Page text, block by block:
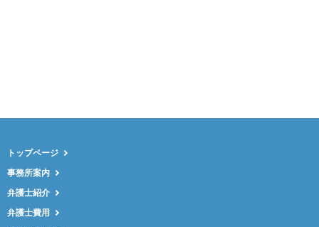
トップページ
事務所案内
弁護士紹介
弁護士費用